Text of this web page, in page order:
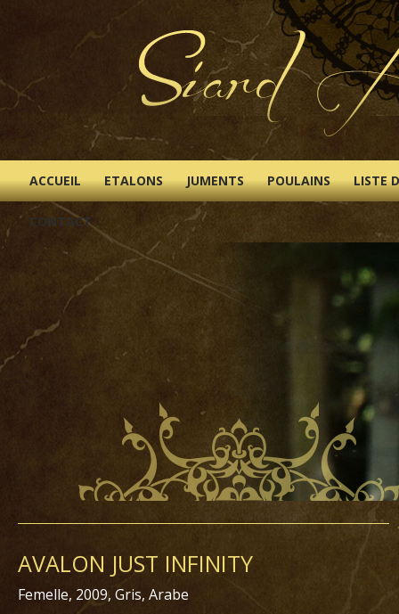
ACCUEIL ETALONS JUMENTS POULAINS LISTE
CONTACT
AVALON JUST INFINITY
Femelle, 2009, Gris, Arabe